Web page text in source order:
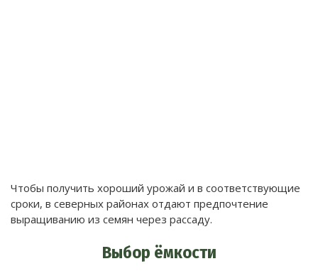
Чтобы получить хороший урожай и в соответствующие
сроки, в северных районах отдают предпочтение
выращиванию из семян через рассаду.
Выбор ёмкости